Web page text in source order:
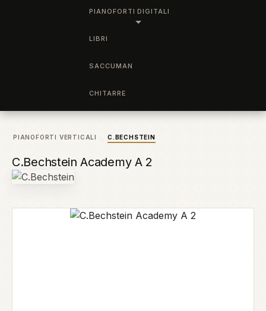
PIANOFORTI DIGITALI
LIBRI
SACCUMAN
CHITARRE
PIANOFORTI VERTICALI C.BECHSTEIN
C.Bechstein Academy A 2